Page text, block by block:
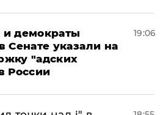
демократы
Сенате указали на
"адских
России
19:06